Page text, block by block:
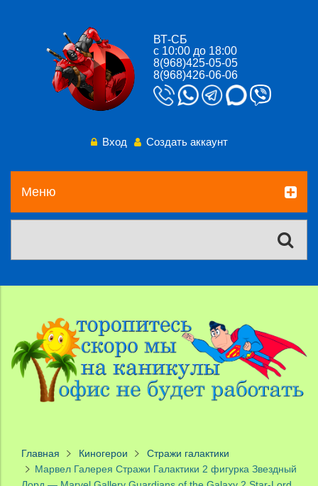
ВТ-СБ
с 10:00 до 18:00
8(968)425-05-05
8(968)426-06-06
Вход Создать аккаунт
Меню
Главная Киногерои
Стражи галактики
Марвел Галерея Стражи Галактики 2 фигурка Звездный